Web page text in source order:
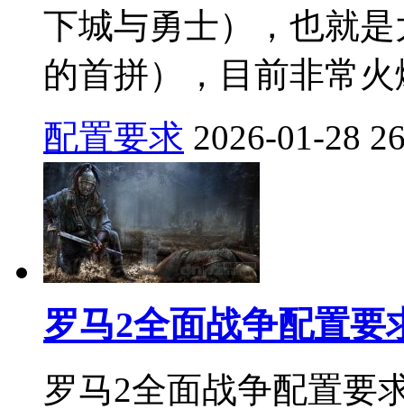
下城与勇士），也就
的首拼），目前非常
配置要求 2026-01-28
罗马2全面战争配置要
罗马2全面战争配置要